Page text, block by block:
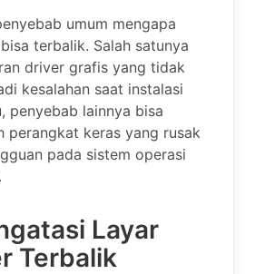
umum mengapa
terbalik. Salah satunya
driver grafis yang tidak
kesalahan saat instalasi
penyebab lainnya bisa
perangkat keras yang rusak
pada sistem operasi
Layar
Terbalik